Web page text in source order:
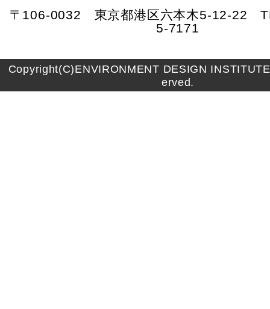
〒106-0032 東京都港区六本木5-12-22
5-7171
Copyright(C)ENVIRONMENT DESIGN
erved.